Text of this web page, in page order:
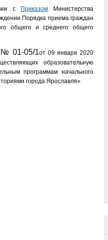
с Приказом
Министерства
Порядка приема граждан
общего и среднего общего
№ 01-05/1от 09 января 2020
образовательную
программам начального
города Ярославля»